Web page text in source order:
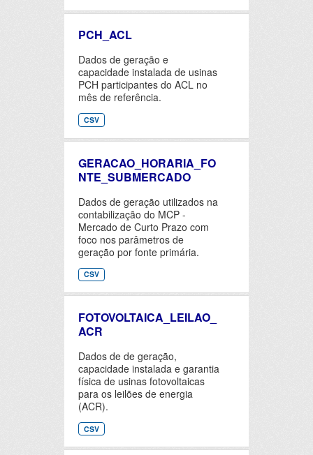
PCH_ACL
Dados de geração e
capacidade instalada de usinas
PCH participantes do ACL no
mês de referência.
CSV
GERACAO_HORARIA_FO
NTE_SUBMERCADO
Dados de geração utilizados na
contabilização do MCP -
Mercado de Curto Prazo com
foco nos parâmetros de
geração por fonte primária.
CSV
FOTOVOLTAICA_LEILAO_
ACR
Dados de de geração,
capacidade instalada e garantia
física de usinas fotovoltaicas
para os leilões de energia
(ACR).
CSV